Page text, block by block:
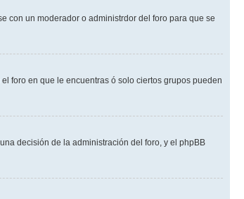
con un moderador o administrdor del foro para que se
foro en que le encuentras ó solo ciertos grupos pueden
decisión de la administración del foro, y el phpBB